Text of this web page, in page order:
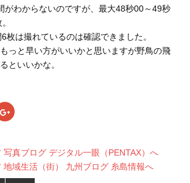
がわからないのですが、最大48秒00～49秒
枚は撮れているのは確認できました。
っと早い方がいいかと思いますが野鳥の飛
といいかな。
ク
リ
て
G
o
o